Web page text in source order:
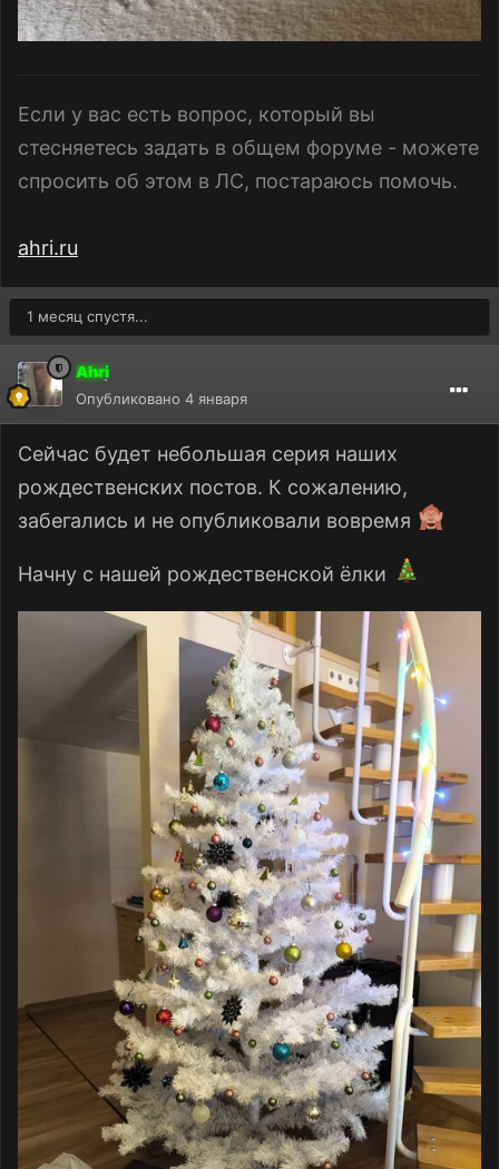
Если у вас есть вопрос, который вы
стесняетесь задать в общем форуме - можете
спросить об этом в ЛС, постараюсь помочь.
ahri.ru
1 месяц спустя...
Ahri
Опубликовано 4 января
Сейчас будет небольшая серия наших
рождественских постов. К сожалению,
забегались и не опубликовали вовремя
Начну с нашей рождественской ёлки